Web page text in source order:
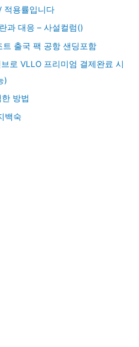
적용률입니다
과 대응 – 사설컬럼()
출국 팩 공항 샌딩포함
로 VLLO 프리미엄 결제완료 시
)
방법
백숙